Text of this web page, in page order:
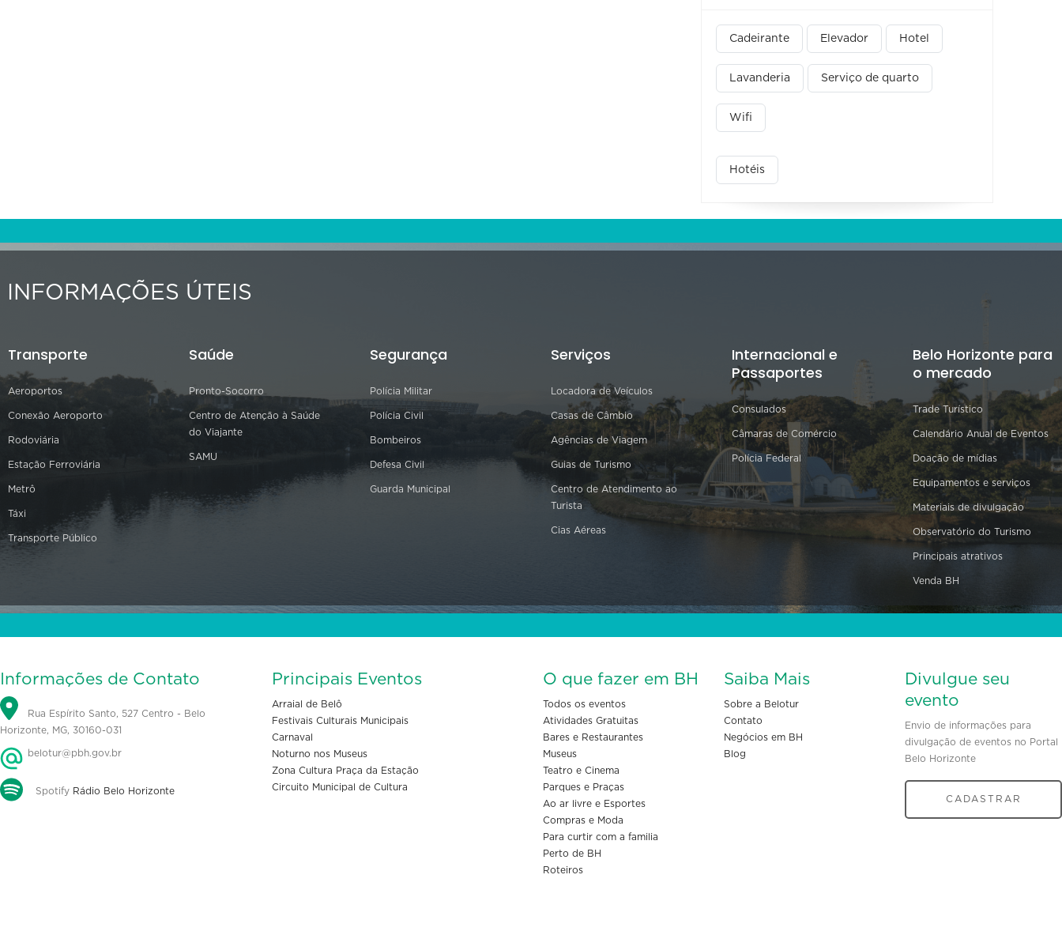
Cadeirante Elevador Hotel
Lavanderia Serviço de quarto
Wifi
Hotéis
INFORMAÇÕES ÚTEIS
Transporte
Aeroportos
Conexão Aeroporto
Rodoviária
Estação Ferroviária
Metrô
Táxi
Transporte Público
Saúde
Pronto-Socorro
Centro de Atenção à Saúde
do Viajante
SAMU
Segurança
Polícia Militar
Polícia Civil
Bombeiros
Defesa Civil
Guarda Municipal
Serviços
Locadora de Veículos
Casas de Câmbio
Agências de Viagem
Guias de Turismo
Centro de Atendimento ao
Turista
Cias Aéreas
Internacional e
Passaportes
Consulados
Câmaras de Comércio
Polícia Federal
Belo Horizonte para
o mercado
Trade Turístico
Calendário Anual de Eventos
Doação de mídias
Equipamentos e serviços
Materiais de divulgação
Observatório do Turismo
Principais atrativos
Venda BH
Informações de Contato
Rua Espírito Santo, 527 Centro - Belo
Horizonte, MG, 30160-031
belotur@pbh.gov.br
Spotify Rádio Belo Horizonte
Principais Eventos
Arraial de Belô
Festivais Culturais Municipais
Carnaval
Noturno nos Museus
Zona Cultura Praça da Estação
Circuito Municipal de Cultura
O que fazer em BH
Todos os eventos
Atividades Gratuitas
Bares e Restaurantes
Museus
Teatro e Cinema
Parques e Praças
Ao ar livre e Esportes
Compras e Moda
Para curtir com a familia
Perto de BH
Roteiros
Saiba Mais
Sobre a Belotur
Contato
Negócios em BH
Blog
Divulgue seu
evento
Envio de informações para
divulgação de eventos no Portal
Belo Horizonte
CADASTRAR